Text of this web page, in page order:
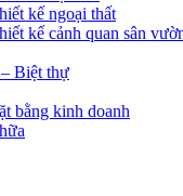
kế ngoại thất
kế cảnh quan sân
Biệt thự
bằng kinh doanh